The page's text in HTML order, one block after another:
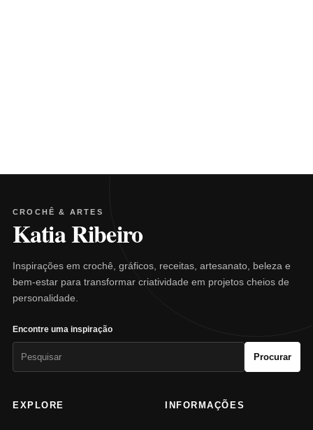
CROCHÊ & ARTES
Katia Ribeiro
Inspirações em crochê, gráficos, receitas, artesanato, beleza e
bem-estar para transformar criatividade em projetos cheios de
personalidade.
Encontre uma inspiração
Procurar
EXPLORE INFORMAÇÕES